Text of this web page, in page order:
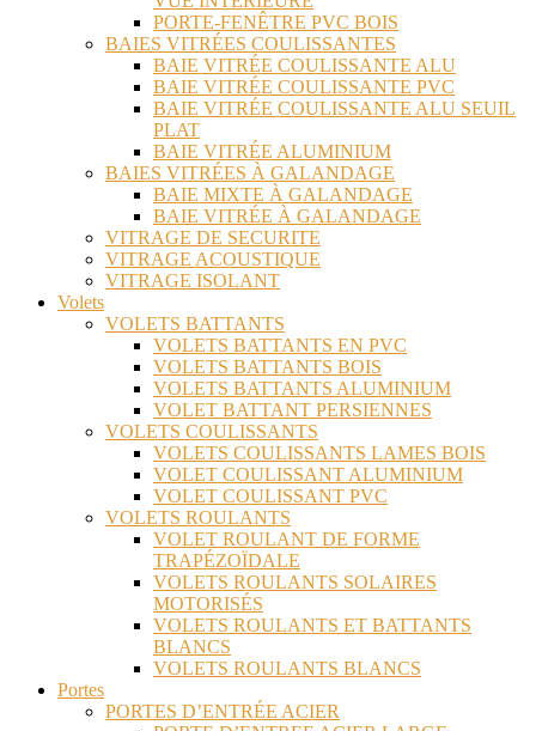
PORTE-FENÊTRE PVC BOIS
BAIES VITRÉES COULISSANTES
BAIE VITRÉE COULISSANTE ALU
BAIE VITRÉE COULISSANTE PVC
BAIE VITRÉE COULISSANTE ALU SEUIL
PLAT
BAIE VITRÉE ALUMINIUM
BAIES VITRÉES À GALANDAGE
BAIE MIXTE À GALANDAGE
BAIE VITRÉE À GALANDAGE
VITRAGE DE SECURITE
VITRAGE ACOUSTIQUE
VITRAGE ISOLANT
Volets
VOLETS BATTANTS
VOLETS BATTANTS EN PVC
VOLETS BATTANTS BOIS
VOLETS BATTANTS ALUMINIUM
VOLET BATTANT PERSIENNES
VOLETS COULISSANTS
VOLETS COULISSANTS LAMES BOIS
VOLET COULISSANT ALUMINIUM
VOLET COULISSANT PVC
VOLETS ROULANTS
VOLET ROULANT DE FORME
TRAPÉZOÏDALE
VOLETS ROULANTS SOLAIRES
MOTORISÉS
VOLETS ROULANTS ET BATTANTS
BLANCS
VOLETS ROULANTS BLANCS
Portes
PORTES D’ENTRÉE ACIER